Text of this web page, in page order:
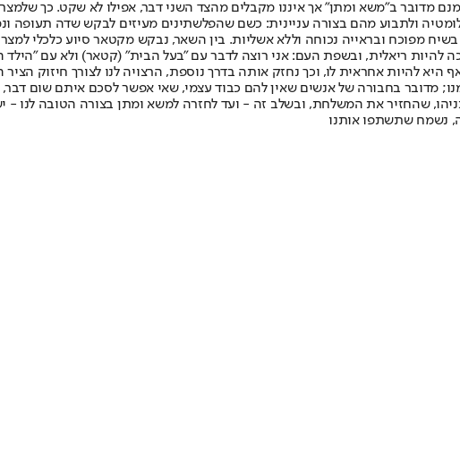
מדובר ב"משא ומתן" אך איננו מקבלים מהצד השני דבר, אפילו לא שקט. כך
ולתבוע מהם בצורה עניינית: כשם שהפלשתינים מעיזים לבקש שדה תעופה
מפוכח ובראייה נכוחה וללא אשליות. בין השאר, נבקש מקטאר סיוע כלכלי
להיות ריאלית, ובשפת העם: אני רוצה לדבר עם "בעל הבית" (קטאר) ולא עם
היא להיות אחראית לו, וכך נחזק אותה בדרך נוספת, הרצויה לנו לצורך חיזוק הציר
מדובר בחבורה של אנשים שאין להם כבוד עצמי, שאי אפשר לסכם איתם שום
שהחזיר את המשלחת, ובשלב זה - ועד לחזרה למשא ומתן בצורה הטובה לנו
נשמח שתשתפו אותנו